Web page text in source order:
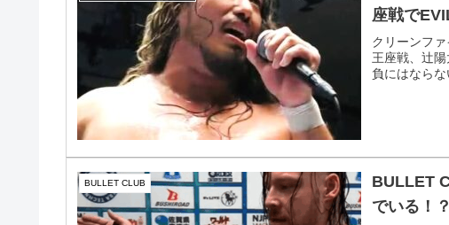
座戦で
クリーンフ
王座戦、辻
負にはならな
BULLET CLUB
BULLET
でいる！？